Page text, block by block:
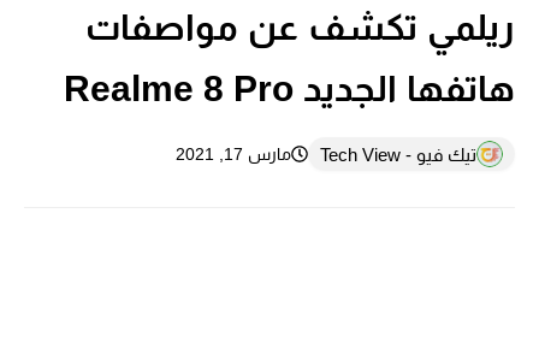
ريلمي تكشف عن مواصفات
هاتفها الجديد Realme 8 Pro
تيك فيو - Tech View مارس 17, 2021